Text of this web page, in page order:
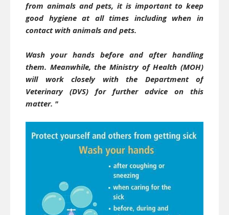
from animals and pets, it is important to keep
good hygiene at all times including when in
contact with animals and pets.
Wash your hands before and after handling
them. Meanwhile, the Ministry of Health (MOH)
will work closely with the Department of
Veterinary (DVS) for further advice on this
matter. "